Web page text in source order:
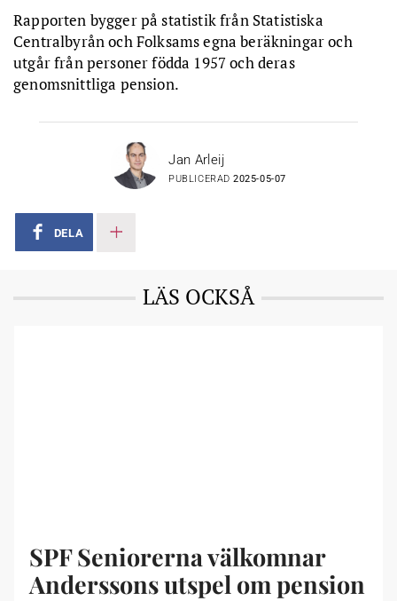
En höjning av både intjänade och framtidapensionsrätter
En gas som fördelar överskotteti inkomstpensionssystemet
tjänstepensionskapital
Rapporten bygger på statistik från Statistiska
Centralbyrån och Folksams egna beräkningar och
utgår från personer födda 1957 och deras
genomsnittliga pension.
Jan Arleij
PUBLICERAD2025-05-07
DELA
LÄS OCKSÅ
SPF Seniorerna välkomnar
Anderssons utspel om pension